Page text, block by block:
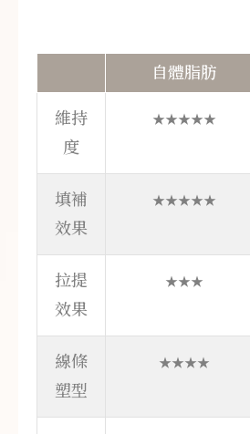
自體脂肪
維持
度
★★★★★
填補
效果
★★★★★
拉提
效果
★★★
線條
塑型
★★★★